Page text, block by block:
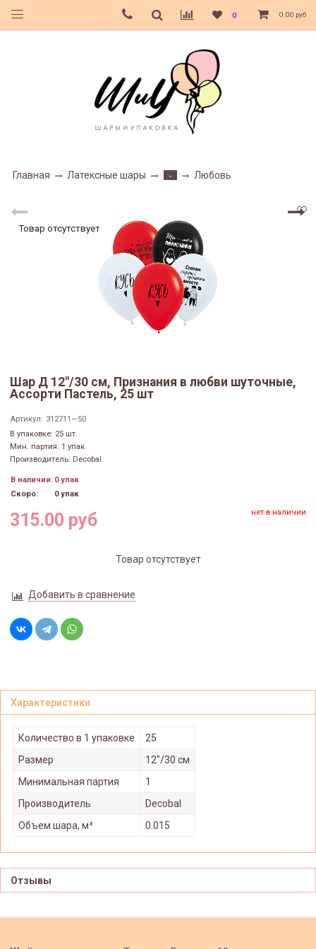
0 0.00 руб
Главная Латексные шары - Любовь
Товар отсутствует
Шар Д 12"/30 см, Признания в любви шуточные,
Ассорти Пастель, 25 шт
Артикул: 312711—50
В упаковке: 25 шт.
Мин. партия: 1 упак
Производитель: Decobal
В наличии: 0 упак
Скоро:
0 упак
315.00 руб нет в наличии
Товар отсутствует
Добавить в сравнение
Характеристики
Количество в 1 упаковке
25
Размер
12"/30 см
Минимальная партия
1
Производитель
Decobal
Объем шара, м³
0.015
Отзывы